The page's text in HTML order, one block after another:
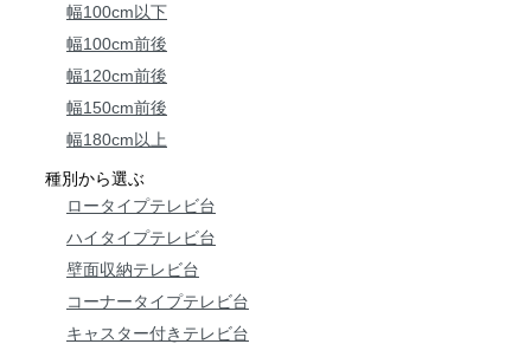
幅100cm以下
幅100cm前後
幅120cm前後
幅150cm前後
幅180cm以上
種別から選ぶ
ロータイプテレビ台
ハイタイプテレビ台
壁面収納テレビ台
コーナータイプテレビ台
キャスター付きテレビ台